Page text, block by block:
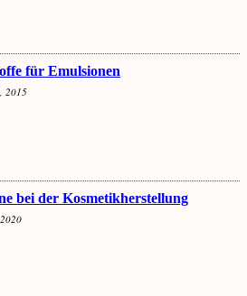
für Emulsionen
2015
bei der Kosmetikherstellung